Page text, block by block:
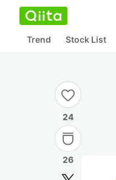
Trend Stock List
24
26